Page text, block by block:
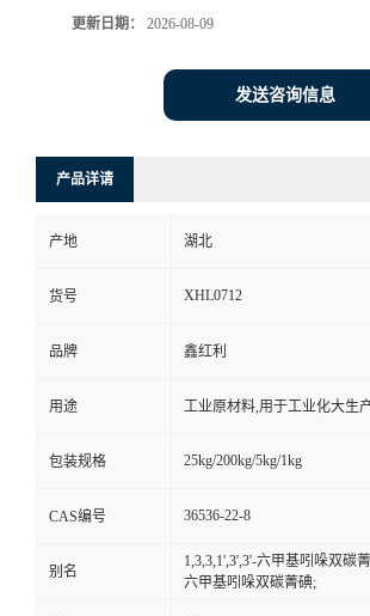
更新日期： 2026-08-09
发送咨询信息
产品详请
产地 湖北
货号 XHL0712
品牌 鑫红利
用途 工业原材料,用于工业化大生
包装规格 25kg/200kg/5kg/1kg
CAS编号 36536-22-8
别名
1,3,3,1',3',3'-六甲基吲哚双碳
六甲基吲哚双碳菁碘;